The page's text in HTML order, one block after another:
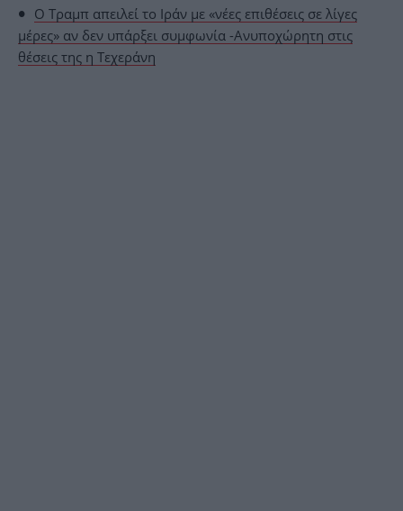
Ο Τραμπ απειλεί το Ιράν με «νέες επιθέσεις σε λίγες
μέρες» αν δεν υπάρξει συμφωνία -Ανυποχώρητη στις
θέσεις της η Τεχεράνη